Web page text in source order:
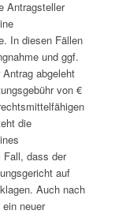
Antragsteller
In diesen Fällen
und ggf.
abgeleht
von €
die
Fall, dass der
auf
Auch nach
neuer